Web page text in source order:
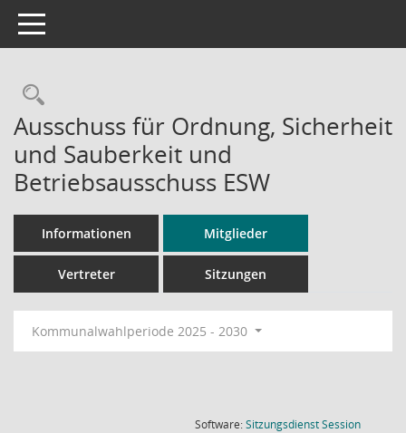
Toggle navigation
Rechercheauswahl
Ausschuss für Ordnung, Sicherheit
und Sauberkeit und
Betriebsausschuss ESW
Informationen Mitglieder
Vertreter Sitzungen
Kommunalwahlperiode 2025 - 2030
Software:SitzungsdienstSession(Wird in